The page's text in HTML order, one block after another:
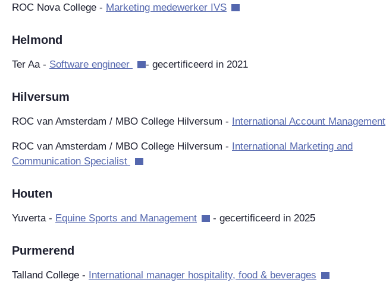
ROC Nova College - Marketing medewerker IVS
Helmond
Ter Aa - Software engineer - gecertificeerd in 2021
Hilversum
ROC van Amsterdam / MBO College Hilversum - International Account Management
ROC van Amsterdam / MBO College Hilversum - International Marketing and
Communication Specialist
Houten
Yuverta - Equine Sports and Management - gecertificeerd in 2025
Purmerend
Talland College - International manager hospitality, food & beverages